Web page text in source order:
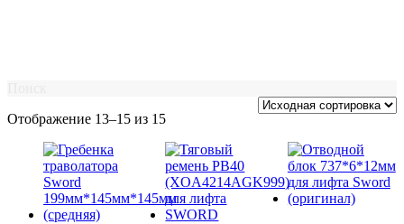
Отображение 13–15 из 15